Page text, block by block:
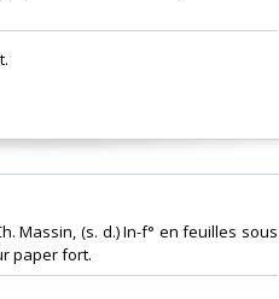
Massin, (s. d.) In-f° en feuilles sous
paper fort.